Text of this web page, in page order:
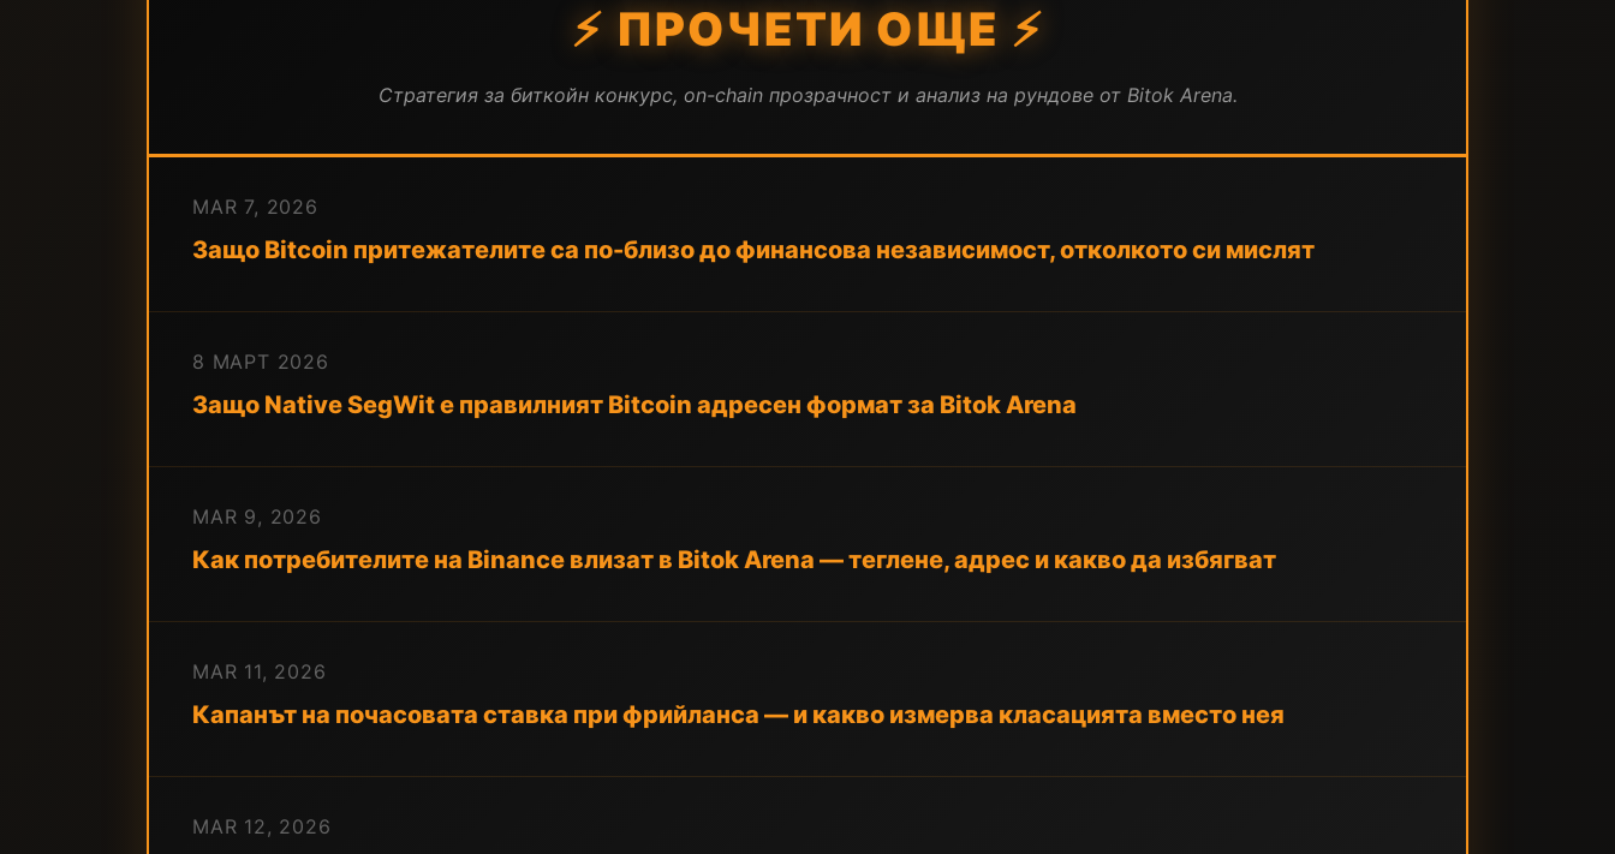
⚡ ПРОЧЕТИ ОЩЕ ⚡
Стратегия за биткойн конкурс, on-chain прозрачност и анализ на рундове от Bitok Arena.
MAR 7, 2026
Защо Bitcoin притежателите са по-близо до финансова независимост, отколкото си мислят
8 МАРТ 2026
Защо Native SegWit е правилният Bitcoin адресен формат за Bitok Arena
MAR 9, 2026
Как потребителите на Binance влизат в Bitok Arena — теглене, адрес и какво да избягват
MAR 11, 2026
Капанът на почасовата ставка при фрийланса — и какво измерва класацията вместо нея
MAR 12, 2026